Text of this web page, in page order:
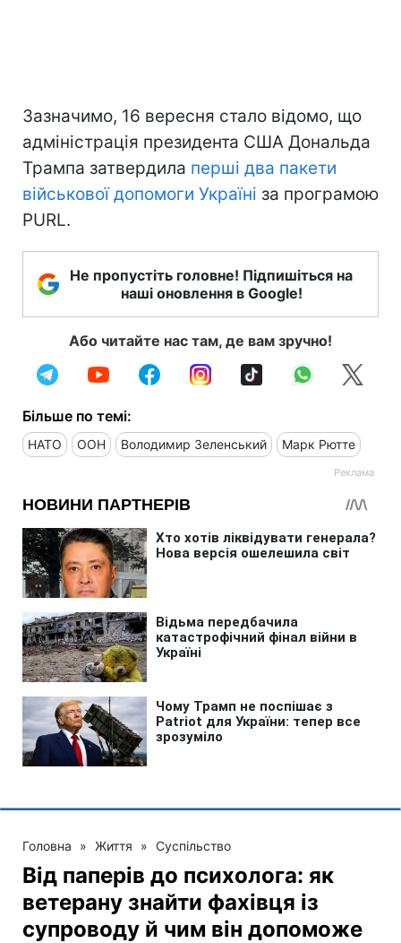
Зазначимо, 16 вересня стало відомо, що
адміністрація президента США Дональда
Трампа затвердила перші два пакети
військової допомоги Україні за програмою
PURL.
Не пропустіть головне! Підпишіться на
наші оновлення в Google!
Або читайте нас там, де вам зручно!
Більше по темі:
НАТО ООН Володимир Зеленський Марк Рютте
Головна » Життя » Суспільство
Від паперів до психолога: як
ветерану знайти фахівця із
супроводу й чим він допоможе